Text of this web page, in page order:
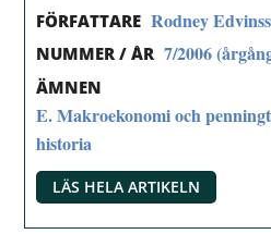
FÖRFATTARE Rodney
NUMMER / ÅR 7/2006
ÄMNEN
E. Makroekonomi och
historia
LÄS HELA ARTIKELN